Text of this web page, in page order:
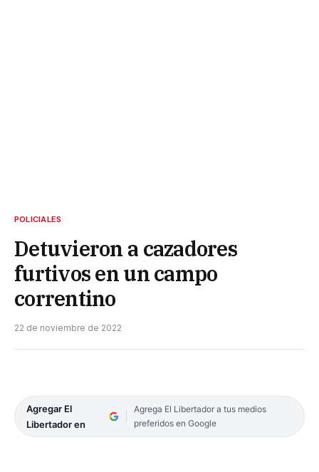
POLICIALES
Detuvieron a cazadores
furtivos en un campo
correntino
22 de noviembre de 2022
Agregar El
Libertador en
Agrega El Libertador a tus medios
preferidos en Google